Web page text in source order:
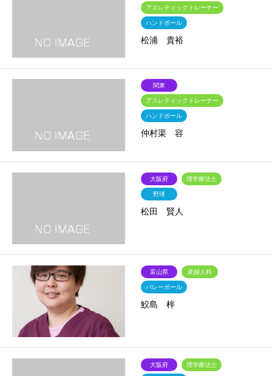
アスレティックトレーナー
ハンドボール
松浦 貴裕
関東
アスレティックトレーナー
ハンドボール
仲村渠 容
大阪府 理学療法士
野球
松田 賢人
富山県 産婦人科
バレーボール
鮫島 梓
大阪府 理学療法士